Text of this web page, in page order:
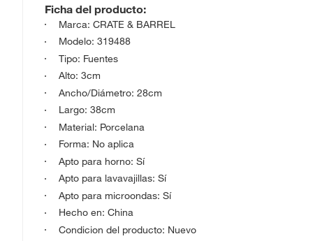
Ficha del producto:
Marca: CRATE & BARREL
Modelo: 319488
Tipo: Fuentes
Alto: 3cm
Ancho/Diámetro: 28cm
Largo: 38cm
Material: Porcelana
Forma: No aplica
Apto para horno: Sí
Apto para lavavajillas: Sí
Apto para microondas: Sí
Hecho en: China
Condicion del producto: Nuevo